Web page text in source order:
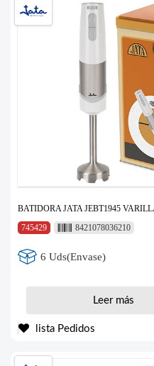
BATIDORA JATA JEBT1945
745429
8421078036210
6 Uds(Envase)
Leer más
lista Pedidos